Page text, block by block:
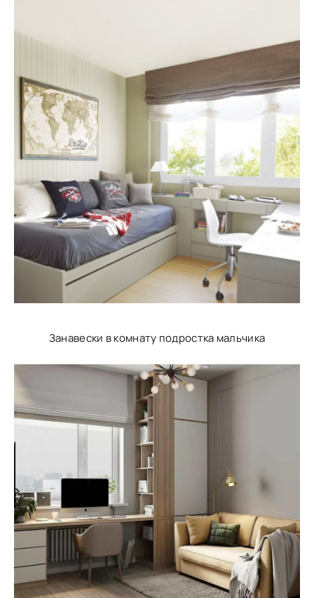
Занавески в комнату подростка мальчика